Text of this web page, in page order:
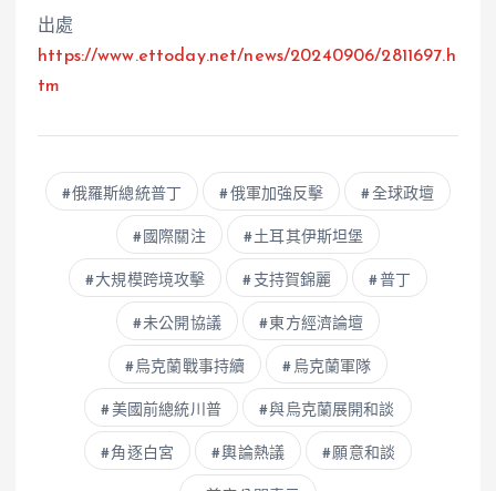
出處
https://www.ettoday.net/news/20240906/2811697.h
tm
俄羅斯總統普丁 俄軍加強反擊 全球政壇
國際關注 土耳其伊斯坦堡
大規模跨境攻擊 支持賀錦麗 普丁
未公開協議 東方經濟論壇
烏克蘭戰事持續 烏克蘭軍隊
美國前總統川普 與烏克蘭展開和談
角逐白宮 輿論熱議 願意和談